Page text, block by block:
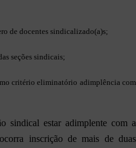
de docentes sindicalizado(a)s;
seções sindicais;
critério eliminatório adimplência com
sindical estar adimplente com a
inscrição de mais de duas